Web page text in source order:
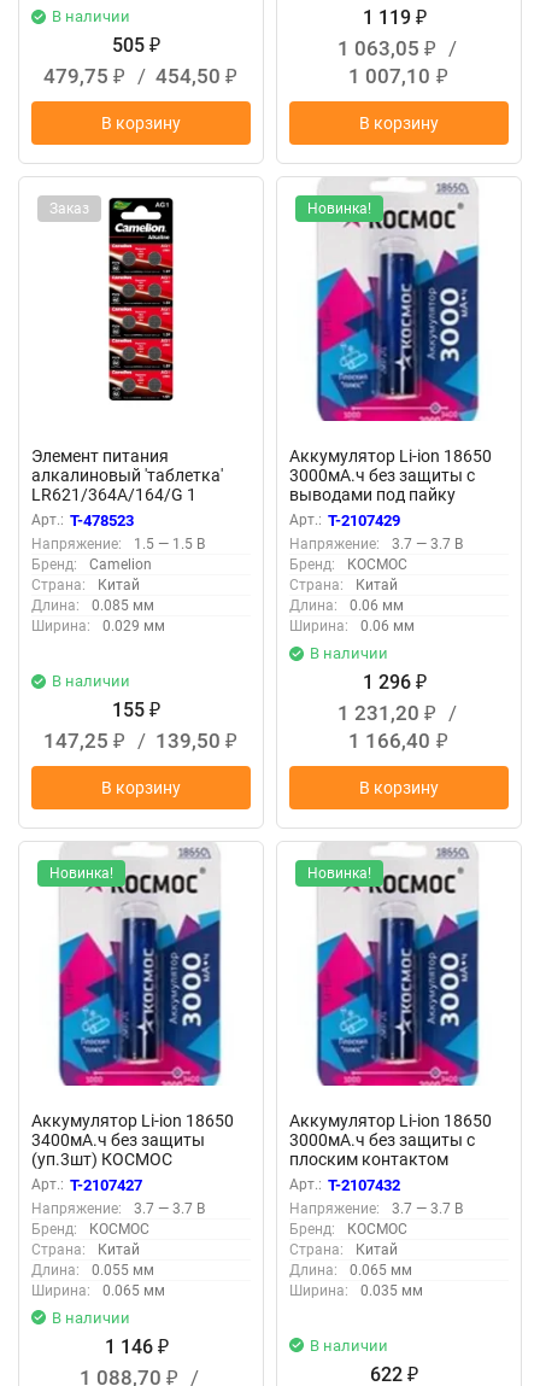
В наличии
505 ₽
479,75 ₽ / 454,50 ₽
В корзину
1 119 ₽
1 063,05 ₽
/
1 007,10 ₽
В корзину
Заказ
Элемент питания
алкалиновый 'таблетка'
LR621/364A/164/G 1
Mercury Free AG1-BP0%Hg
для часов BL-10
(блист.10шт) Camelion
12809
Арт.: T-478523
Напряжение:
1.5 — 1.5 В
Бренд:
Camelion
Страна:
Китай
Длина:
0.085 мм
Ширина:
0.029 мм
В наличии
155 ₽
147,25 ₽ / 139,50 ₽
В корзину
Новинка!
Аккумулятор Li-ion 18650
3000мА.ч без защиты с
выводами под пайку
(уп.4шт) КОСМОС
KOC18650Li30PAS4
Арт.: T-2107429
Напряжение:
3.7 — 3.7 В
Бренд:
КОСМОС
Страна:
Китай
Длина:
0.06 мм
Ширина:
0.06 мм
В наличии
1 296 ₽
1 231,20 ₽
/
1 166,40 ₽
В корзину
Новинка!
Аккумулятор Li-ion 18650
3400мА.ч без защиты
(уп.3шт) КОСМОС
KOC18650Li-ion34US3
Арт.: T-2107427
Напряжение:
3.7 — 3.7 В
Бренд:
КОСМОС
Страна:
Китай
Длина:
0.055 мм
Ширина:
0.065 мм
В наличии
1 146 ₽
1 088,70 ₽ /
Новинка!
Аккумулятор Li-ion 18650
3000мА.ч без защиты с
плоским контактом
(уп.2шт) КОСМОС
KOC18650Li30FLS2
Арт.: T-2107432
Напряжение:
3.7 — 3.7 В
Бренд:
КОСМОС
Страна:
Китай
Длина:
0.065 мм
Ширина:
0.035 мм
В наличии
622 ₽